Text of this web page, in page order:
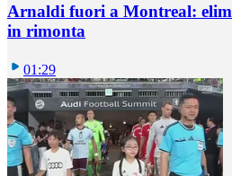
Arnaldi fuori a Montreal:
in rimonta
01:29